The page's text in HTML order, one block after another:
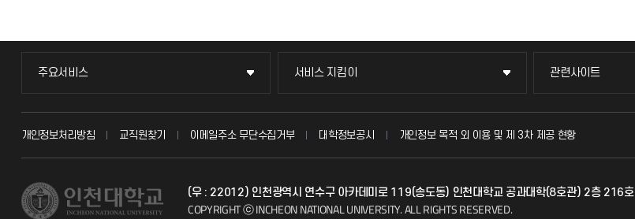
주요서비스
주요서비스
교무회의방송
시설예약
서비스 지킴이
서비스 지킴이
묻고 답하기
자주 묻는 질문(FAQ)
관련사이트
관련사이트
국방헬프콜
산학협력단
개인정보처리방침 교직원찾기 이메일주소 무단수집거부 대학정보공시 개인정보 목적 외 이용 및 제 3차 제공 현황
(우 : 22012) 인천광역시 연수구 아카데미로 119(송도동) 인천대학교 공과대학(8호관) 2층 216호
COPYRIGHT ⓒ INCHEON NATIONAL UNIVERSITY.ALL RIGHTS RESERVED.